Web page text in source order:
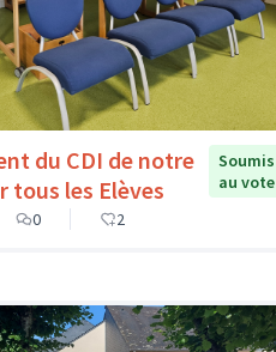
du CDI de notre
tous les Elèves
Soumis
au vote
0 2